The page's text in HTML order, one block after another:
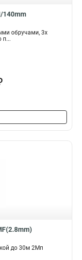
140mm
обручами, 3x
п...
до 30м 2Мп